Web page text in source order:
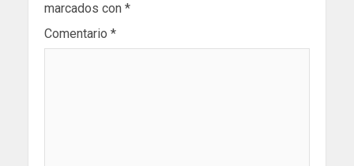
marcados con *
Comentario *